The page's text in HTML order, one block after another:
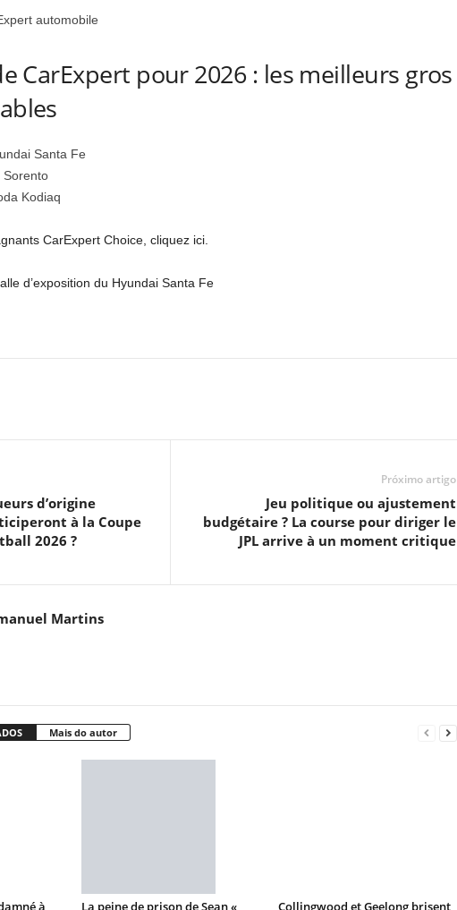
automobile
CarExpert pour 2026 : les meilleurs gros
Santa Fe
Sorento
Kodiaq
CarExpert Choice, cliquez ici.
d’exposition du Hyundai Santa Fe
d’origine
à la Coupe
2026 ?
Próximo artigo
Jeu politique ou ajustement
budgétaire ? La course pour diriger le
JPL arrive à un moment critique
Martins
Mais do autor
à La peine de prison de Sean « Collingwood et Geelong brisent